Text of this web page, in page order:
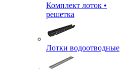
Комплект лоток •
решетка
Лотки водоотводные